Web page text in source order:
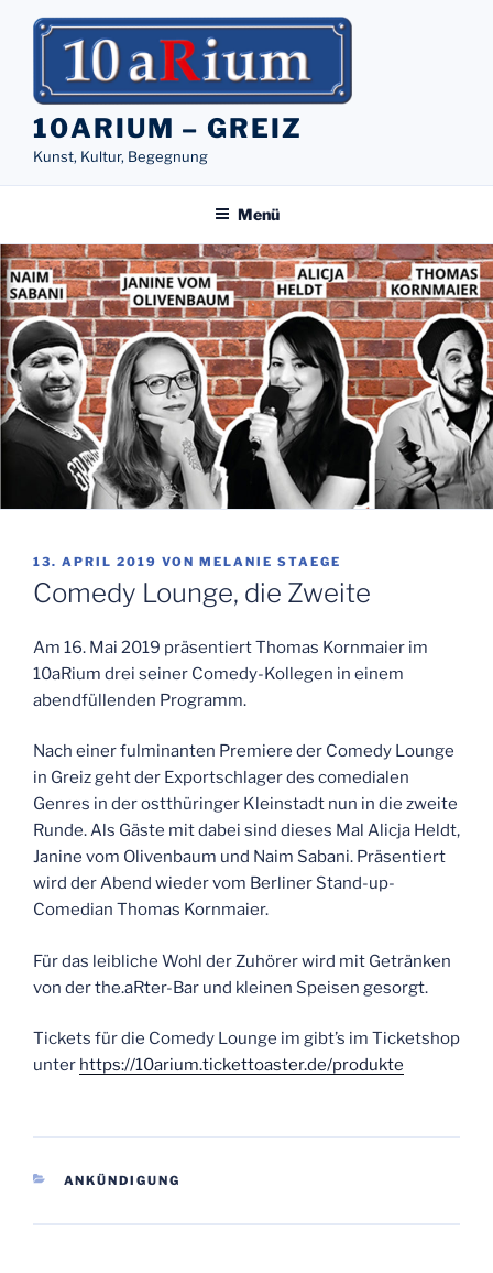
Inhalt
10ARIUM – GREIZ
Kunst, Kultur, Begegnung
Menü
VERÖFFENTLICHT
AM
13. APRIL 2019 VON MELANIE STAEGE
Comedy Lounge, die Zweite
Am 16. Mai 2019 präsentiert Thomas Kornmaier im
10aRium drei seiner Comedy-Kollegen in einem
abendfüllenden Programm.
Nach einer fulminanten Premiere der Comedy Lounge
in Greiz geht der Exportschlager des comedialen
Genres in der ostthüringer Kleinstadt nun in die zweite
Runde. Als Gäste mit dabei sind dieses Mal Alicja Heldt,
Janine vom Olivenbaum und Naim Sabani. Präsentiert
wird der Abend wieder vom Berliner Stand-up-
Comedian Thomas Kornmaier.
Für das leibliche Wohl der Zuhörer wird mit Getränken
von der the.aRter-Bar und kleinen Speisen gesorgt.
Tickets für die Comedy Lounge im gibt’s im Ticketshop
unter https://10arium.tickettoaster.de/produkte
KATEGORIEN
ANKÜNDIGUNG